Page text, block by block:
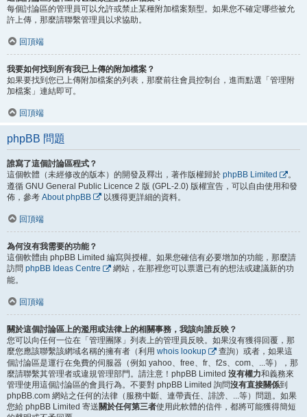
每個討論區的管理員可以允許或禁止某種附加檔案類型。如果您不確定哪些被允
許上傳，那麼請聯繫管理員以求協助。
回頂端
我要如何找到所有我已上傳的附加檔案？
如果要找到您已上傳附加檔案的列表，那麼前往會員控制台，進而點選「管理附
加檔案」連結即可。
回頂端
phpBB 問題
誰寫了這個討論區程式？
這個軟體（未經修改的版本）的開發及釋出，著作版權歸於 phpBB Limited
。
遵循 GNU General Public Licence 2 版 (GPL-2.0) 版權宣告，可以自由使用和發
佈，參考 About phpBB 以獲得更詳細的資料。
回頂端
為何沒有我需要的功能？
這個軟體由 phpBB Limited 編寫與授權。如果您確信有必要增加的功能，那麼請
訪問 phpBB Ideas Centre
網站，在那裡您可以票選已有的想法或建議新的功
能。
回頂端
關於這個討論區上的濫用或法律上的相關事務，我該向誰反映？
您可以向任何一位在「管理團隊」列表上的管理員反映。如果沒有獲得回覆，那
麼您應該聯繫該網域名稱的擁有者（利用 whois lookup
查詢）或者，如果這
個討論區是運行在免費的伺服器（例如 yahoo、free、fr、f2s、com、...等），那
麼請聯繫其管理者或違規管理部門。請注意！phpBB Limited 沒有權力和義務來
管理使用這個討論區的會員行為。不要對 phpBB Limited 詢問沒有直接關係到
phpBB.com 網站之任何的法律（服務中斷、連帶責任、誹謗、...等）問題。如果
您給 phpBB Limited 寄送關於任何第三者使用此軟體的信件，都將可能獲得簡短